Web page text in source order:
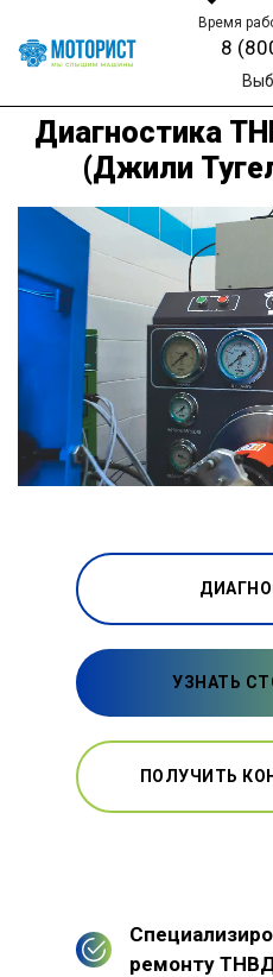
Время
8
Диагностика
(Джили
УЗНАТЬ
ПОЛУЧИТЬ
ремонту